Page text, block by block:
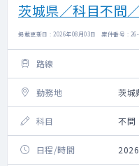
茨城県／科目不問
掲載更新日 : 2026年08月03日 案件番号 : 26-
路線
勤務地 茨城
科目 不問
日程/時間